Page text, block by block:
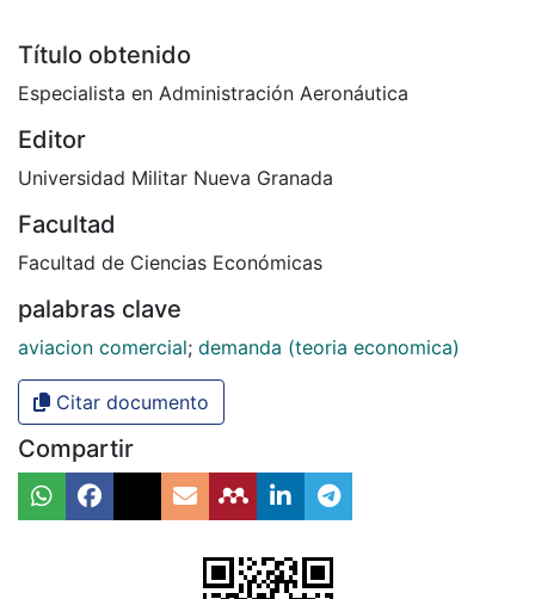
Título obtenido
Especialista en Administración Aeronáutica
Editor
Universidad Militar Nueva Granada
Facultad
Facultad de Ciencias Económicas
palabras clave
aviacion comercial; demanda (teoria economica)
Citar documento
Compartir